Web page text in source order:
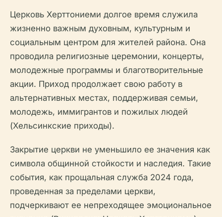
Церковь Херттониеми долгое время служила
жизненно важным духовным, культурным и
социальным центром для жителей района. Она
проводила религиозные церемонии, концерты,
молодежные программы и благотворительные
акции. Приход продолжает свою работу в
альтернативных местах, поддерживая семьи,
молодежь, иммигрантов и пожилых людей
(Хельсинкские приходы).
Закрытие церкви не уменьшило ее значения как
символа общинной стойкости и наследия. Такие
события, как прощальная служба 2024 года,
проведенная за пределами церкви,
подчеркивают ее непреходящее эмоциональное